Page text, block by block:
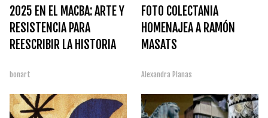
2025 EN EL MACBA: ARTE Y
RESISTENCIA PARA
REESCRIBIR LA HISTORIA
bonart
FOTO COLECTANIA
HOMENAJEA A RAMÓN
MASATS
Alexandra Planas